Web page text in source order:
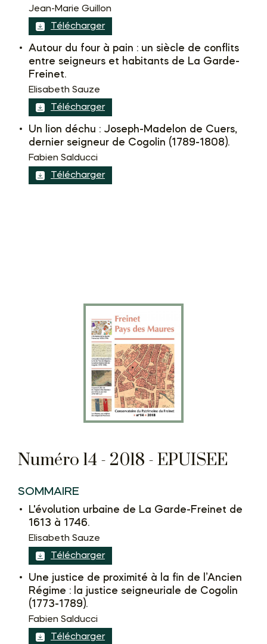
Jean-Marie Guillon
Télécharger
Autour du four à pain : un siècle de conflits
entre seigneurs et habitants de La Garde-
Freinet.
Elisabeth Sauze
Télécharger
Un lion déchu : Joseph-Madelon de Cuers,
dernier seigneur de Cogolin (1789-1808).
Fabien Salducci
Télécharger
Numéro 14 - 2018 - EPUISEE
SOMMAIRE
L'évolution urbaine de La Garde-Freinet de
1613 à 1746.
Elisabeth Sauze
Télécharger
Une justice de proximité à la fin de l’Ancien
Régime : la justice seigneuriale de Cogolin
(1773-1789).
Fabien Salducci
Télécharger